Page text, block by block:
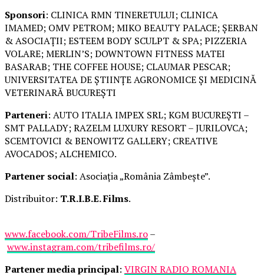
Sponsori: CLINICA RMN TINERETULUI; CLINICA
IMAMED; OMV PETROM; MIKO BEAUTY PALACE; ȘERBAN
& ASOCIAȚII; ESTEEM BODY SCULPT & SPA; PIZZERIA
VOLARE; MERLIN’S; DOWNTOWN FITNESS MATEI
BASARAB; THE COFFEE HOUSE; CLAUMAR PESCAR;
UNIVERSITATEA DE ȘTIINȚE AGRONOMICE ȘI MEDICINĂ
VETERINARĂ BUCUREȘTI
Parteneri: AUTO ITALIA IMPEX SRL; KGM BUCUREȘTI –
SMT PALLADY; RAZELM LUXURY RESORT – JURILOVCA;
SCEMTOVICI & BENOWITZ GALLERY; CREATIVE
AVOCADOS; ALCHEMICO.
Partener social: Asociația „România Zâmbește”.
Distribuitor: T.R.I.B.E. Films.
www.facebook.com/TribeFilms.ro–
www.instagram.com/tribefilms.ro/
Partener media principal: VIRGIN RADIO ROMANIA